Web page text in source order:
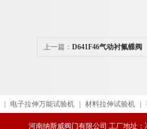
上一篇： D641F46气动衬氟蝶阀
电子拉伸万能试验机 材料拉伸试验机
河南纳斯威阀门有限公司 工厂地址：